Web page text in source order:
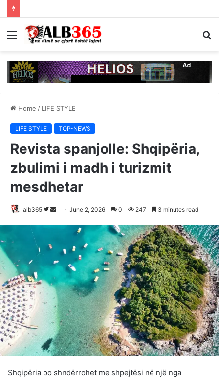
Menu
Home / LIFE STYLE
LIFE STYLE TOP-NEWS
Revista spanjolle: Shqipëria,
zbulimi i madh i turizmit
mesdhetar
alb365
Follow
Send June 2, 2026 0 247 3 minutes read
Shqipëria po shndërrohet me shpejtësi në një nga